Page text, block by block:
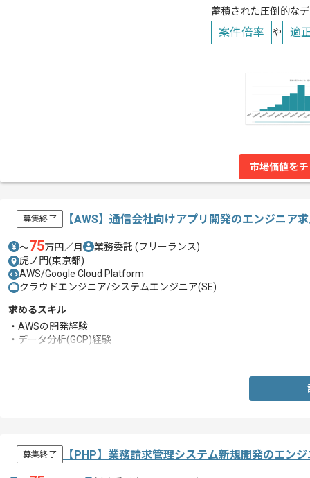
蓄積された圧倒的な
案件倍率 や 適
市場価値を
募集終了 【AWS】通信会社向けアプリ開発のエンジニア
〜75万円／月 業務委託 (フリーランス)
虎ノ門(東京都)
AWS/Google Cloud Platform
クラウドエンジニア/システムエンジニア(SE)
求めるスキル
・AWSの開発経験
・データ分析(GCP)経験
募集終了 【PHP】業務請求管理システム新規開発のエン